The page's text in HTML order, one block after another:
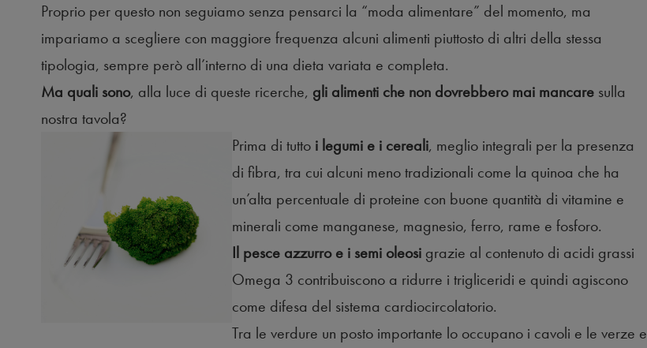
Proprio per questo non seguiamo senza pensarci la “moda alimentare” del momento, ma
impariamo a scegliere con maggiore frequenza alcuni alimenti piuttosto di altri della stessa
tipologia, sempre però all’interno di una dieta variata e completa.
Ma quali sono, alla luce di queste ricerche, gli alimenti che non dovrebbero mai mancare sulla
nostra tavola?
Prima di tutto i legumi e i cereali, meglio integrali per la presenza
di fibra, tra cui alcuni meno tradizionali come la quinoa che ha
un’alta percentuale di proteine con buone quantità di vitamine e
minerali come manganese, magnesio, ferro, rame e fosforo.
Il pesce azzurro e i semi oleosi grazie al contenuto di acidi grassi
Omega 3 contribuiscono a ridurre i trigliceridi e quindi agiscono
come difesa del sistema cardiocircolatorio.
Tra le verdure un posto importante lo occupano i cavoli e le verze e